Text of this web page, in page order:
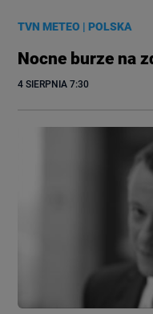
TVN METEO |POLSKA
Nocne burze na
4 SIERPNIA 7:30